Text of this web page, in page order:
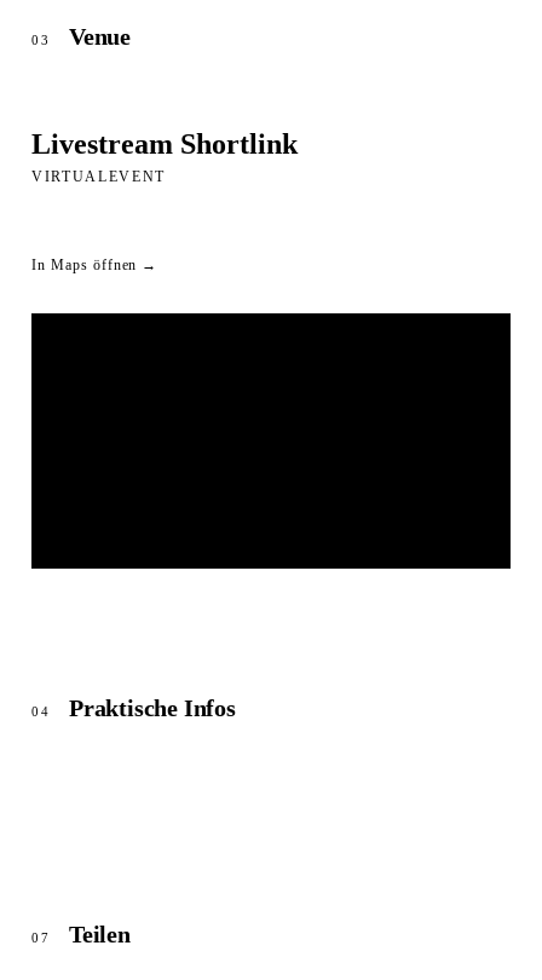
03 Venue
Livestream Shortlink
VIRTUALEVENT
In Maps öffnen →
04 Praktische Infos
07 Teilen